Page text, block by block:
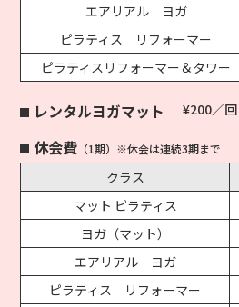
エアリアル ヨガ
ピラティス リフォーマー
ピラティスリフォーマー＆タワー
レンタルヨガマット ¥200／回
休会費 （1期）※休会は連続3期まで
クラス
マット ピラティス
ヨガ（マット）
エアリアル ヨガ
ピラティス リフォーマー